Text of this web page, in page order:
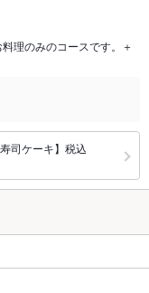
理のみのコースです。＋
司ケーキ】税込